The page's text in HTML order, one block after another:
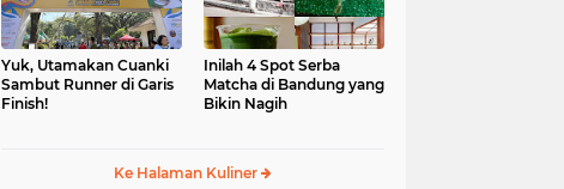
Yuk, Utamakan Cuanki
Sambut Runner di Garis
Finish!
Inilah 4 Spot Serba
Matcha di Bandung yang
Bikin Nagih
Ke Halaman Kuliner